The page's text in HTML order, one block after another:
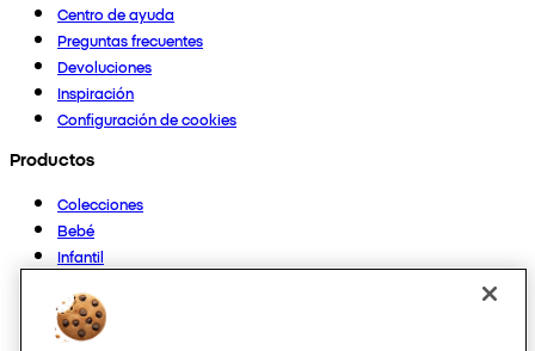
Centro de ayuda
Preguntas frecuentes
Devoluciones
Inspiración
Configuración de cookies
Productos
Colecciones
Bebé
Infantil
Mujer
Hombre